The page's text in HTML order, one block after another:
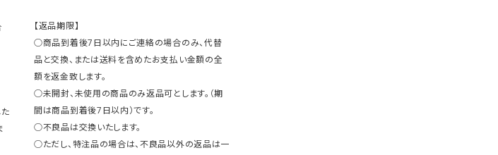
【返品期限】
○商品到着後7日以内にご連絡の場合のみ、代替
品と交換、または送料を含めたお支払い金額の全
額を返金致します。
○未開封、未使用の商品のみ返品可とします。（期
間は商品到着後7日以内）です。
○不良品は交換いたします。
○ただし、特注品の場合は、不良品以外の返品は一